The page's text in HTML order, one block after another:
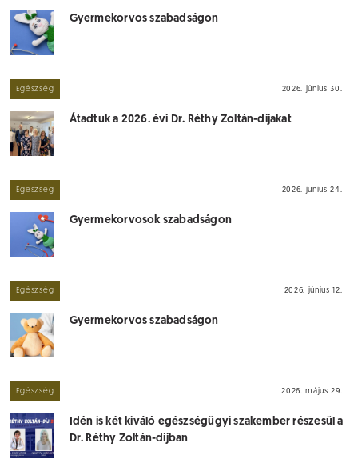
Gyermekorvos szabadságon
Egészség 2026. június 30.
Átadtuk a 2026. évi Dr. Réthy Zoltán-díjakat
Egészség 2026. június 24.
Gyermekorvosok szabadságon
Egészség 2026. június 12.
Gyermekorvos szabadságon
Egészség 2026. május 29.
Idén is két kiváló egészségügyi szakember részesül a
Dr. Réthy Zoltán-díjban